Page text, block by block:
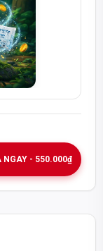
NGAY - 550.000₫